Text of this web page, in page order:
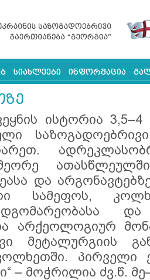
სიახლეები ინფორმაცია
ისტორია
და
სამეფოს,
არქეოლოგიურ
მეტალურგიის
პირველი
– მოჭრილია ძვ.წ.